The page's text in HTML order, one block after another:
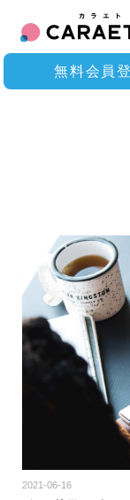
無料会員
2021-06-16